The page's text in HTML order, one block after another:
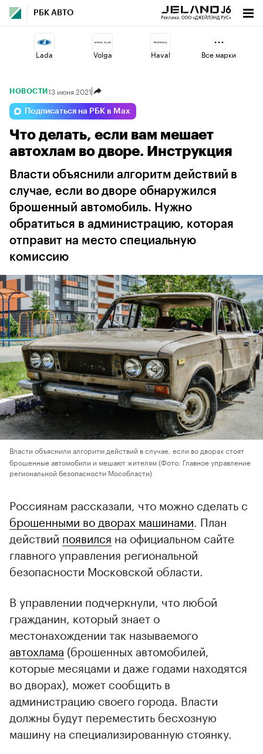
РБК АВТО
Lada Volga Haval
Esteo Changan
Jaecoo Geely Voyah
Все марки
НОВОСТИ 13 июня 2021
Подписаться на РБК в Max
Что делать, если вам мешает
автохлам во дворе. Инструкция
Власти объяснили алгоритм действий в
случае, если во дворе обнаружился
брошенный автомобиль. Нужно
обратиться в администрацию, которая
отправит на место специальную
комиссию
Власти объяснили алгоритм действий в случае, если во дворах стоят
брошенные автомобили и мешают жителям(Фото: Главное управление
региональной безопасности Мособласти)
Россиянам рассказали, что можно сделать с
брошенными во дворах машинами . План
действий появился на официальном сайте
главного управления региональной
безопасности Московской области.
В управлении подчеркнули, что любой
гражданин, который знает о
местонахождении так называемого
автохлама (брошенных автомобилей,
которые месяцами и даже годами находятся
во дворах), может сообщить в
администрацию своего города. Власти
должны будут переместить бесхозную
машину на специализированную стоянку.